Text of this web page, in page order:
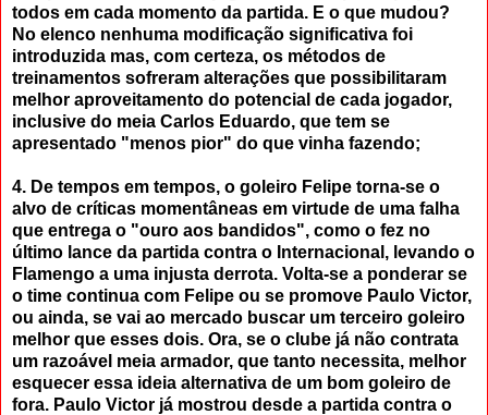
todos em cada momento da partida. E o que mudou?
No elenco nenhuma modificação significativa foi
introduzida mas, com certeza, os métodos de
treinamentos sofreram alterações que possibilitaram
melhor aproveitamento do potencial de cada jogador,
inclusive do meia Carlos Eduardo, que tem se
apresentado "menos pior" do que vinha fazendo;
4. De tempos em tempos, o goleiro Felipe torna-se o
alvo de críticas momentâneas em virtude de uma falha
que entrega o "ouro aos bandidos", como o fez no
último lance da partida contra o Internacional, levando o
Flamengo a uma injusta derrota. Volta-se a ponderar se
o time continua com Felipe ou se promove Paulo Victor,
ou ainda, se vai ao mercado buscar um terceiro goleiro
melhor que esses dois. Ora, se o clube já não contrata
um razoável meia armador, que tanto necessita, melhor
esquecer essa ideia alternativa de um bom goleiro de
fora. Paulo Victor já mostrou desde a partida contra o